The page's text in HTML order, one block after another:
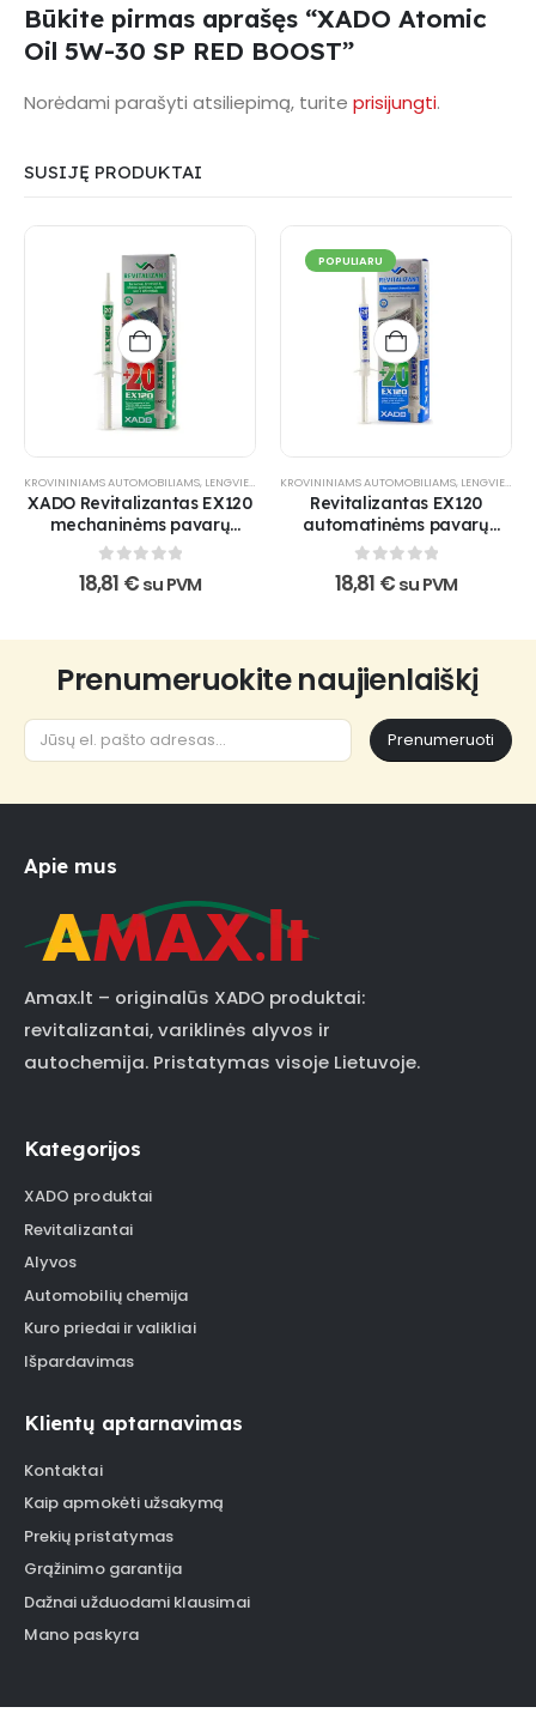
Būkite pirmas aprašęs “XADO Atomic
Oil 5W-30 SP RED BOOST”
Norėdami parašyti atsiliepimą, turite prisijungti.
SUSIJĘ PRODUKTAI
KROVININIAMS AUTOMOBILIAMS, LENGVIESIEMS AUTOMOBILIAMS ,REVITALIZANTAI,
XADO Revitalizantas EX120
mechaninėms pavarų
dėžėms ir reduktoriams
0out of 5
18,81 € su PVM
POPULIARU
KROVININIAMS AUTOMOBILIAMS, LENGVIESIEMS AUTOMOBILIAMS
Revitalizantas EX120
automatinėms pavarų
dėžėms
0out of 5
18,81 € su PVM
Prenumeruokite naujienlaiškį
Prenumeruoti
Apie mus
Amax.lt – originalūs XADO produktai:
revitalizantai, variklinės alyvos ir
autochemija. Pristatymas visoje Lietuvoje.
Kategorijos
XADO produktai
Revitalizantai
Alyvos
Automobilių chemija
Kuro priedai ir valikliai
Išpardavimas
Klientų aptarnavimas
Kontaktai
Kaip apmokėti užsakymą
Prekių pristatymas
Grąžinimo garantija
Dažnai užduodami klausimai
Mano paskyra